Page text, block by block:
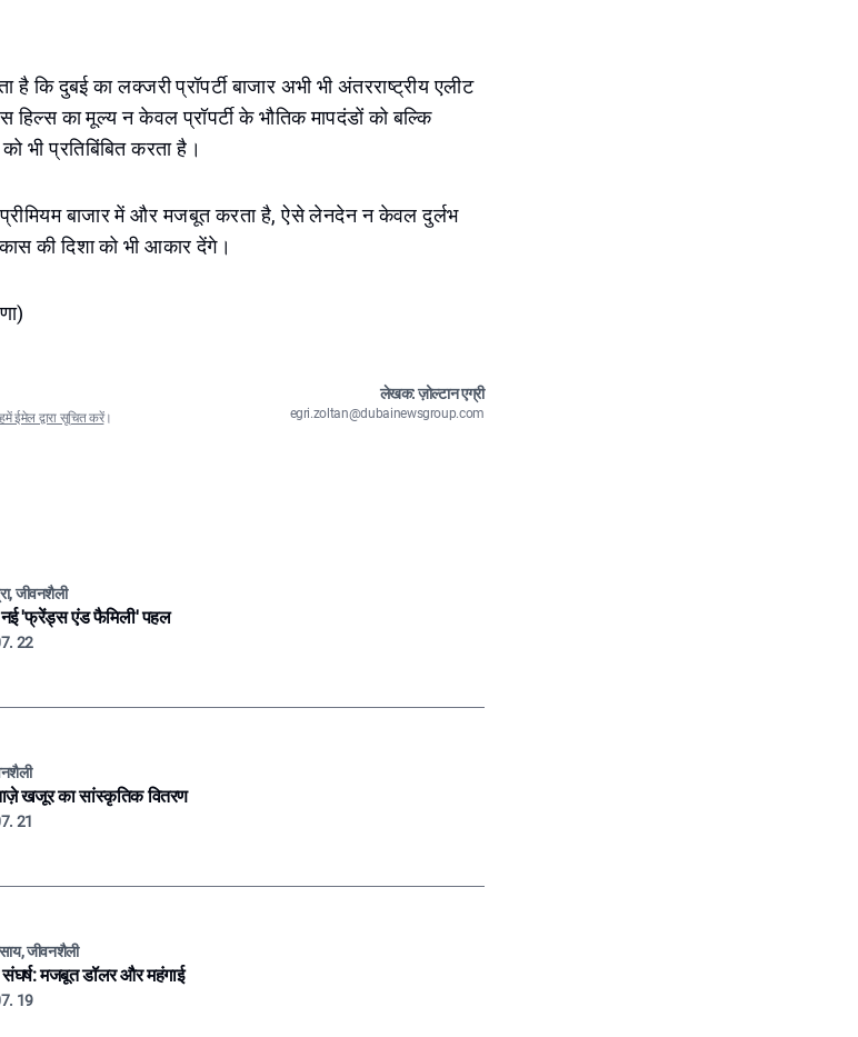
है कि दुबई का लक्जरी प्रॉपर्टी बाजार अभी भी अंतरराष्ट्रीय एलीट
हिल्स का मूल्य न केवल प्रॉपर्टी के भौतिक मापदंडों को बल्कि
भी प्रतिबिंबित करता है।
बाजार में और मजबूत करता है, ऐसे लेनदेन न केवल दुर्लभ
की दिशा को भी आकार देंगे।
हमें ईमेल द्वारा सूचित करें।
लेखक: ज़ोल्टान एग्री
egri.zoltan@dubainewsgroup.com
जीवनशैली
नई 'फ्रेंड्स एंड फैमिली' पहल
22
खजूर का सांस्कृतिक वितरण
21
जीवनशैली
मजबूत डॉलर और महंगाई
19